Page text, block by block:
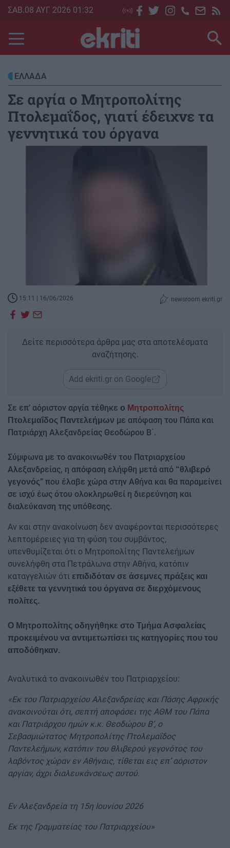
Skip
main
content
ΣΑΒ.08 ΑΥΓ 2026 01:32
ΕΛΛΑΔΑ
Σε αργία ο Μητροπολίτης
Πτολεμαΐδος, γιατί έδειχνε τα
γεννητικά του όργανα
15:11 | 16/06/2026 newsroom ekriti.gr
Δείτε περισσότερα άρθρα μας στα αποτελέσματα
αναζήτησης.
Add ekriti.gr on Google
Σε επ’ αόριστον αργία τέθηκε ο Μητροπολίτης
Πτολεμαΐδος Παντελεήμων με απόφαση του Πάπα και
Πατριάρχη Αλεξανδρείας Θεοδώρου Β΄.
Σύμφωνα με το ανακοινωθέν του Πατριαρχείου
Αλεξανδρείας, η απόφαση ελήφθη μετά από “θλιβερό
γεγονός” που έλαβε χώρα στην Αθήνα και θα παραμείνει
σε ισχύ έως ότου ολοκληρωθεί η διερεύνηση και
διαλεύκανση της υπόθεσης.
Αν και στην ανακοίνωση δεν αναφέρονται περισσότερες
λεπτομέρειες για τη φύση του συμβάντος,
υπενθυμίζεται ότι ο Μητροπολίτης Παντελεήμων
συνελήφθη στα Πετράλωνα στην Αθήνα, κατόπιν
καταγγελιών ότι επιδιδόταν σε άσεμνες πράξεις και
εξέθετε τα γεννητικά του όργανα σε διερχόμενους
πολίτες.
Ο Μητροπολίτης οδηγήθηκε στο Τμήμα Ασφαλείας
προκειμένου να αντιμετωπίσει τις κατηγορίες που του
αποδόθηκαν.
Αναλυτικά το ανακοινωθέν του Πατριαρχείου:
«Εκ του Πατριαρχείου Αλεξανδρείας και Πάσης Αφρικής
ανακοινούται ότι, σεπτή αποφάσει της ΑΘΜ του Πάπα
και Πατριάρχου ημών κ.κ. Θεοδώρου Β’, ο
Σεβασμιώτατος Μητροπολίτης Πτολεμαΐδος
Παντελεήμων, κατόπιν του θλιβερού γεγονότος του
λαβόντος χώραν εν Αθήναις, τίθεται εις επ’ αόριστον
αργίαν, άχρι διαλευκάνσεως αυτού.
Εν Αλεξανδρεία τη 15η Ιουνίου 2026
Εκ της Γραμματείας του Πατριαρχείου»